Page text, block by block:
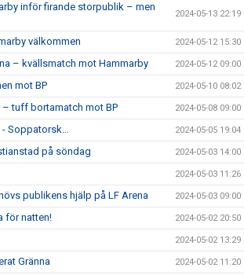
inför firande storpublik – men
2024-05-13 22:19
välkommen 2024-05-12 15:30
– kvällsmatch mot Hammarby 2024-05-12 09:00
mot BP 2024-05-10 08:02
– tuff bortamatch mot BP 2024-05-08 09:00
- Soppatorsk… 2024-05-05 19:04
på söndag 2024-05-03 14:00
2024-05-03 11:26
publikens hjälp på LF Arena 2024-05-03 09:00
för natten! 2024-05-02 20:50
2024-05-02 13:29
Gränna 2024-05-02 11:20